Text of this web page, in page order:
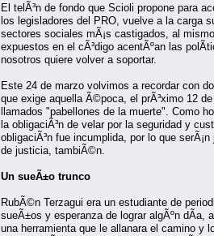
El telÃ³n de fondo que Scioli propone para
los legisladores del PRO, vuelve a la carga
sectores sociales mÃ¡s castigados, al
expuestos en el cÃ³digo acentÃºan las
nosotros quiere volver a soportar.
Este 24 de marzo volvimos a recordar con
que exige aquella Ã©poca, el prÃ³ximo 12
llamados "pabellones de la muerte". Como
la obligaciÃ³n de velar por la seguridad y
obligaciÃ³n fue incumplida, por lo que
de justicia, tambiÃ©n.
Un sueÃ±o trunco
RubÃ©n Terzagui era un estudiante de
sueÃ±os y esperanza de lograr algÃºn
una herramienta que le allanara el camino y